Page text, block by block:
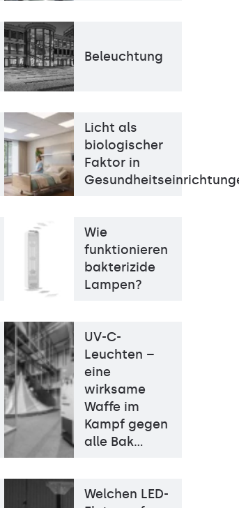
Beleuchtung
Licht als
biologischer
Faktor in
Wie
funktionieren
bakterizide
Lampen?
UV-C-
Leuchten –
eine
wirksame
Waffe im
Kampf gegen
alle Bak…
Welchen LED-